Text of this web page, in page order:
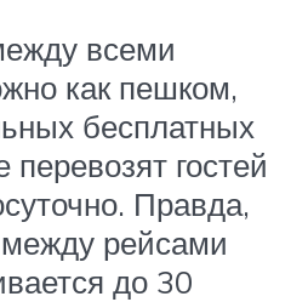
всеми
как пешком,
бесплатных
гостей
Правда,
рейсами
до 30